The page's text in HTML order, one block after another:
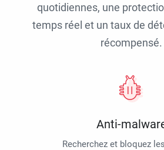
quotidiennes, une
temps réel et un taux de
récompensé.
Anti-
Recherchez et bloquez